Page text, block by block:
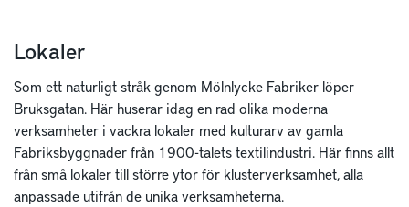
Lokaler
Som ett naturligt stråk genom Mölnlycke Fabriker löper
Bruksgatan. Här huserar idag en rad olika moderna
verksamheter i vackra lokaler med kulturarv av gamla
Fabriksbyggnader från 1900-talets textilindustri. Här finns allt
från små lokaler till större ytor för klusterverksamhet, alla
anpassade utifrån de unika verksamheterna.